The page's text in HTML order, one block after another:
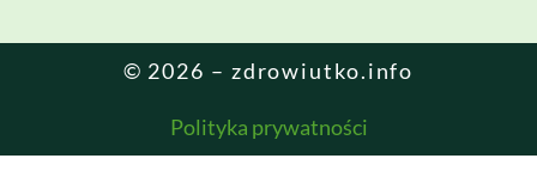
© 2026 – zdrowiutko.info
Polityka prywatności